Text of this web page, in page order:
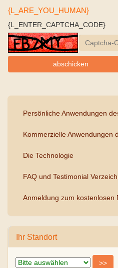
{L_ARE_YOU_HUMAN}
{L_ENTER_CAPTCHA_CODE}
Persönliche Anwendungen
Kommerzielle Anwendungen
Die Technologie
FAQ und Testimonial
Anmeldung zum kostenlosen
Ihr Standort